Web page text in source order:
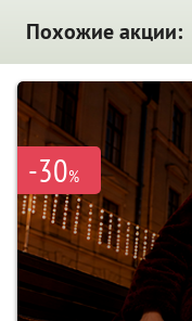
Похожие акции:
-30%